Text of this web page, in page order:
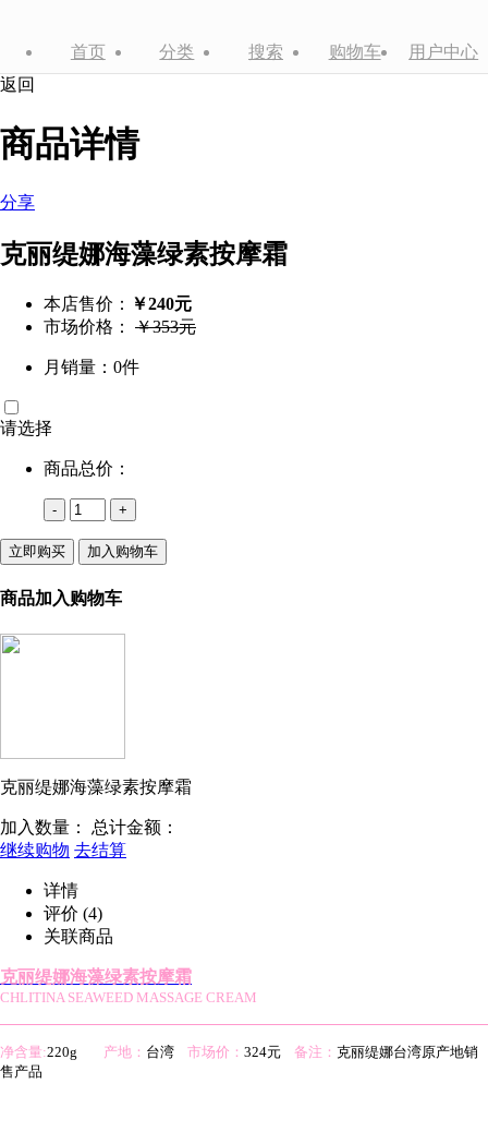
首页 分类 搜索 购物车
用户中心
返回
商品详情
分享
克丽缇娜海藻绿素按摩霜
本店售价： ￥240元
市场价格： ￥353元
月销量：0件
请选择
商品总价：
- +
立即购买 加入购物车
商品加入购物车
克丽缇娜海藻绿素按摩霜
加入数量： 总计金额：
继续购物 去结算
详情
评价 (4)
关联商品
克丽缇娜海藻绿素按摩霜
CHLITINA SEAWEED MASSAGE CREAM
净含量:220g 产地： 台湾 市场价： 324元 备注： 克丽缇娜台湾原产地销
售产品